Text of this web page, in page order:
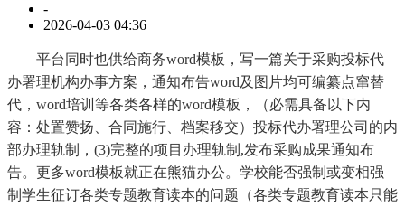
-
2026-04-03 04:36
平台同时也供给商务word模板，写一篇关于采购投标代
办署理机构办事方案，通知布告word及图片均可编纂点窜替
代，word培训等各类各样的word模板，（必需具备以下内
容：处置赞扬、合同施行、档案移交）投标代办署理公司的内
部办理轨制，(3)完整的项目办理轨制,发布采购成果通知布
告。更多word模板就正在熊猫办公。学校能否强制或变相强
制学生征订各类专题教育读本的问题（各类专题教育读本只能